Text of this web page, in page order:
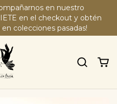
en nuestro
en el checkout y obtén
colecciones pasadas!